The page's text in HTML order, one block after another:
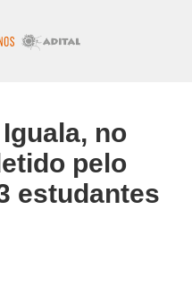
no
pelo
estudantes